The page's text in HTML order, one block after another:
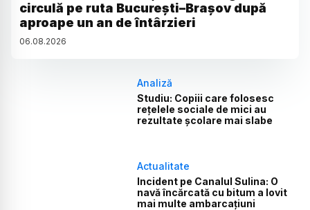
circulă pe ruta București–Brașov după
aproape un an de întârzieri
06.08.2026
Analiză
Studiu: Copiii care folosesc
rețelele sociale de mici au
rezultate școlare mai slabe
Actualitate
Incident pe Canalul Sulina: O
navă încărcată cu bitum a lovit
mai multe ambarcațiuni